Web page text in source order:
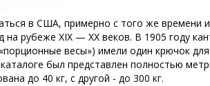
в США, примерно с того же времени
рубеже XIX — ХХ веков. В 1905 году
весы») имели один крючок
был представлен полностью
до 40 кг, с другой - до 300 кг.